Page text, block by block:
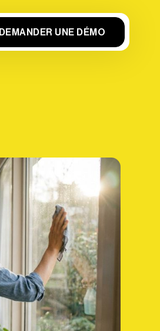
DEMANDER UNE DÉMO